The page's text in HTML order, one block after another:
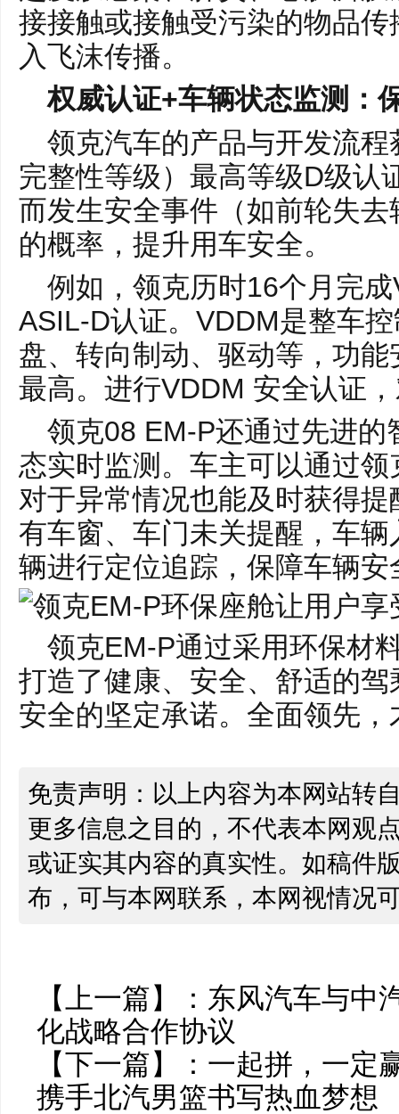
接接触或接触受污染的物品
入飞沫传播。
权威认证+车辆状态监测：
领克汽车的产品与开发流
完整性等级）最高等级D级认
而发生安全事件（如前轮失
的概率，提升用车安全。
例如，领克历时16个月完
ASIL-D认证。VDDM是整车
盘、转向制动、驱动等，功
最高。进行VDDM 安全认证
领克08 EM-P还通过先进
态实时监测。车主可以通过
对于异常情况也能及时获得
有车窗、车门未关提醒，车
辆进行定位追踪，保障车辆安
领克EM-P通过采用环保材
打造了健康、安全、舒适的
安全的坚定承诺。全面领先，
免责声明：以上内容为本网站转
更多信息之目的，不代表本网观
或证实其内容的真实性。如稿件
布，可与本网联系，本网视情况
【上一篇】： 东风汽车与中
化战略合作协议
【下一篇】： 一起拼，一定
携手北汽男篮书写热血梦想